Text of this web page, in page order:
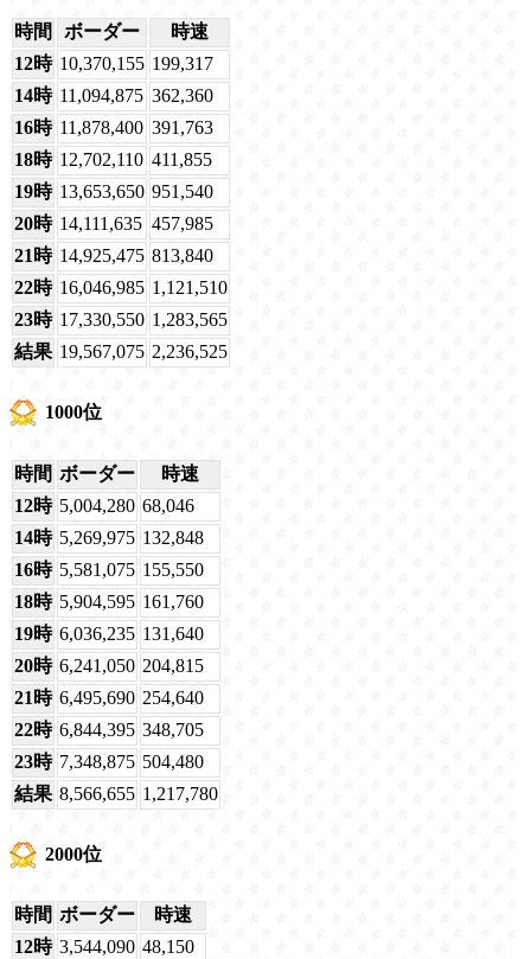
時間 ボーダー
時速
12時 10,370,155 199,317
14時 11,094,875 362,360
16時 11,878,400 391,763
18時 12,702,110 411,855
19時 13,653,650 951,540
20時 14,111,635 457,985
21時 14,925,475 813,840
22時 16,046,985 1,121,510
23時 17,330,550 1,283,565
結果 19,567,075 2,236,525
1000位
時間 ボーダー
時速
12時 5,004,280 68,046
14時 5,269,975 132,848
16時 5,581,075 155,550
18時 5,904,595 161,760
19時 6,036,235 131,640
20時 6,241,050 204,815
21時 6,495,690 254,640
22時 6,844,395 348,705
23時 7,348,875 504,480
結果 8,566,655 1,217,780
2000位
時間 ボーダー
時速
12時 3,544,090 48,150